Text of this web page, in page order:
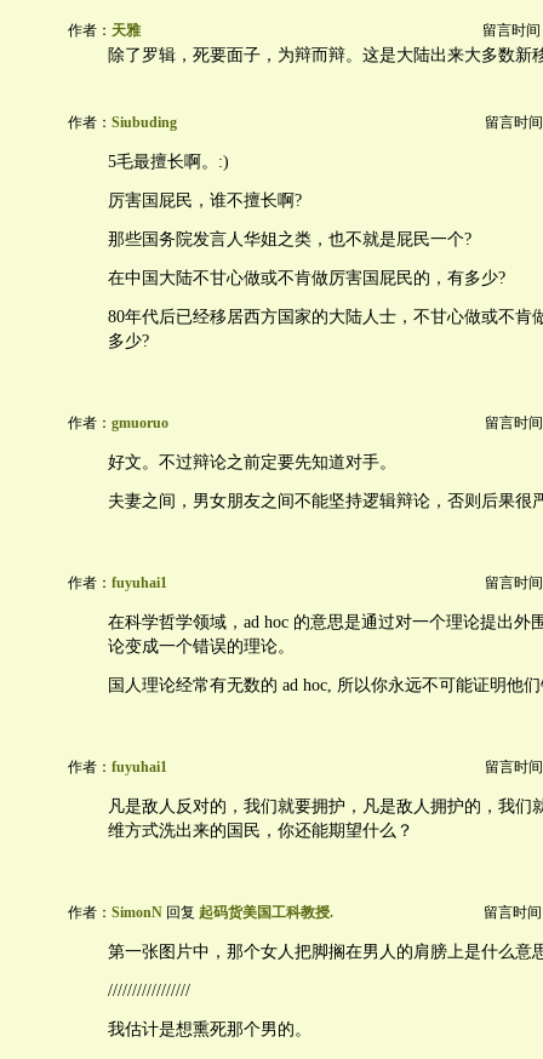
作者： 天雅 留言时间
除了罗辑，死要面子，为辩而辩。这是大陆出来大多数新
作者： Siubuding 留言时
5毛最擅长啊。:)
厉害国屁民，谁不擅长啊?
那些国务院发言人华姐之类，也不就是屁民一个?
在中国大陆不甘心做或不肯做厉害国屁民的，有多少?
80年代后已经移居西方国家的大陆人士，不甘心做或不肯
多少?
作者： gmuoruo 留言时
好文。不过辩论之前定要先知道对手。
夫妻之间，男女朋友之间不能坚持逻辑辩论，否则后果很
作者： fuyuhai1 留言时
在科学哲学领域，ad hoc 的意思是通过对一个理论提出外
论变成一个错误的理论。
国人理论经常有无数的 ad hoc, 所以你永远不可能证明他
作者： fuyuhai1 留言时
凡是敌人反对的，我们就要拥护，凡是敌人拥护的，我们
维方式洗出来的国民，你还能期望什么？
作者： SimonN 回复 起码货美国工科教授. 留言时间
第一张图片中，那个女人把脚搁在男人的肩膀上是什么意
/////////////////
我估计是想熏死那个男的。